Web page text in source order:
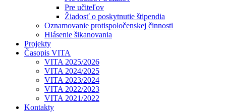
Pre učiteľov
Žiadosť o poskytnutie štipendia
Oznamovanie protispoločenskej činnosti
Hlásenie šikanovania
Projekty
Časopis VITA
VITA 2025/2026
VITA 2024/2025
VITA 2023/2024
VITA 2022/2023
VITA 2021/2022
Kontakty